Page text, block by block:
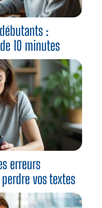
:
10 minutes
erreurs
vos textes